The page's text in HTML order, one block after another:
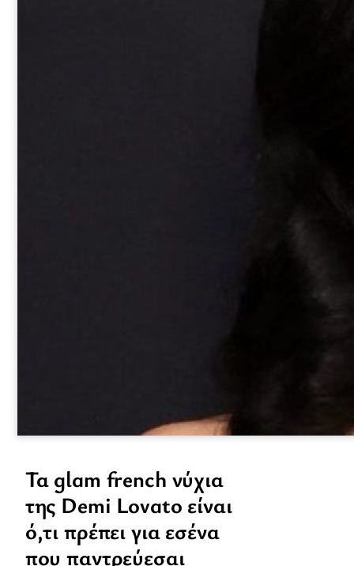
Τα glam french νύχια
της Demi Lovato είναι
ό,τι πρέπει για εσένα
που παντρεύεσαι